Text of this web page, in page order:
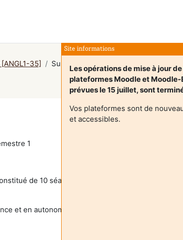
Site informations
Les opérations de mise à jour
plateformes Moodle et Moodle-
prévues le 15 juillet, sont
Vos plateformes sont de
et accessibles.
35] Sumário
1
de 10 séances portant sur des thèmes ou
et en autonomie sur Moodle